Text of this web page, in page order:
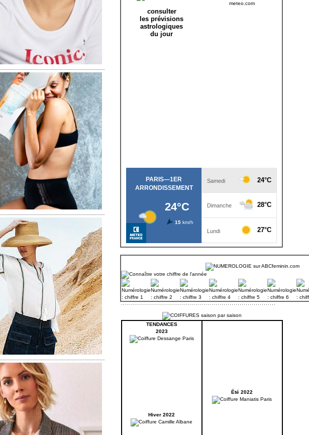
consulter
les prévisions
astrologiques
du jour
meteo.com
TENDANCES
2023
Hiver 2022
Été 2022